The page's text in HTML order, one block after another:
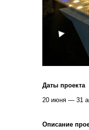
Даты проекта
20 июня — 31
Описание